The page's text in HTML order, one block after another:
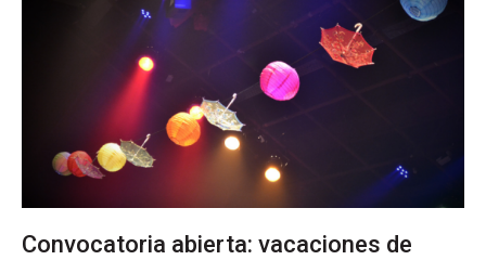
Convocatoria abierta: vacaciones de